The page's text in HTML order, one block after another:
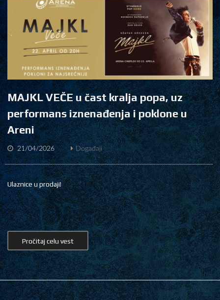
MAJKL VEČE u čast kralja popa, uz
performans iznenađenja i poklone u
Areni
21/04/2026 Događaji
Ulaznice u prodaji!
Pročitaj celu vest